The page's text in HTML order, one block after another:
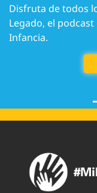
Disfruta de todos
Legado, el
Infancia.